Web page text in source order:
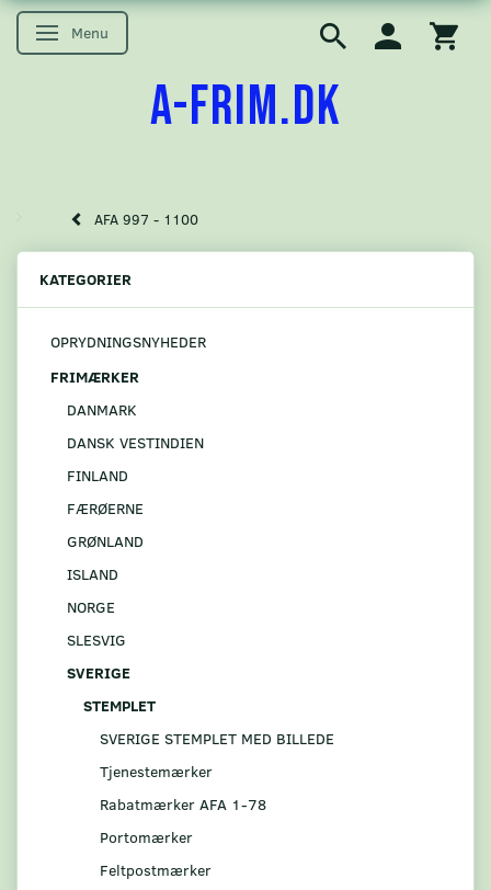
Skifte navigation
Menu
A-FRIM.DK
AFA 997 - 1100
KATEGORIER
OPRYDNINGSNYHEDER
FRIMÆRKER
DANMARK
DANSK VESTINDIEN
FINLAND
FÆRØERNE
GRØNLAND
ISLAND
NORGE
SLESVIG
SVERIGE
STEMPLET
SVERIGE STEMPLET MED BILLEDE
Tjenestemærker
Rabatmærker AFA 1-78
Portomærker
Feltpostmærker